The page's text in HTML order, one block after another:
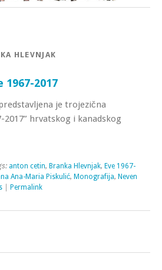
HLEVNJAK
1967-2017
je trojezična
2017” hrvatskog i kanadskog
anton cetin, Branka Hlevnjak, Eve 1967-
Ana-Maria Piskulić, Monografija, Neven
Permalink